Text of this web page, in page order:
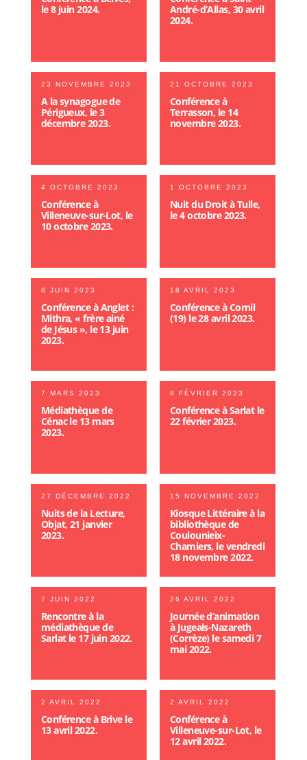
le 8 juin 2024.
André-d’Allas, 30 avril
2024.
23 NOVEMBRE 2023
A la synagogue de
Périgueux, le 3
décembre 2023.
21 OCTOBRE 2023
Conférence à
Terrasson, le 14
novembre 2023.
4 OCTOBRE 2023
Conférence à
Villeneuve-sur-Lot, le
10 octobre 2023.
1 OCTOBRE 2023
Nuit du Droit à Tulle,
le 4 octobre 2023.
8 JUIN 2023
Conférence à Anglet :
Mithra, « frère ainé
de Jésus », le 13 juin
2023.
18 AVRIL 2023
Conférence à Cornil
(19) le 28 avril 2023.
7 MARS 2023
Médiathèque de
Cénac le 13 mars
2023.
8 FÉVRIER 2023
Conférence à Sarlat le
22 février 2023.
27 DÉCEMBRE 2022
Nuits de la Lecture,
Objat, 21 janvier
2023.
15 NOVEMBRE 2022
Kiosque Littéraire à la
bibliothèque de
Coulounieix-
Chamiers, le vendredi
18 novembre 2022.
7 JUIN 2022
Rencontre à la
médiathèque de
Sarlat le 17 juin 2022.
26 AVRIL 2022
Journée d’animation
à Jugeals-Nazareth
(Corrèze) le samedi 7
mai 2022.
2 AVRIL 2022
Conférence à Brive le
13 avril 2022.
2 AVRIL 2022
Conférence à
Villeneuve-sur-Lot, le
12 avril 2022.